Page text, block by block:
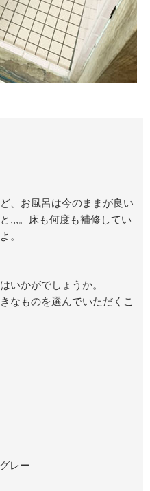
、お風呂は今のままが良い
,,,。
床も何度も補修してい
。
いかがでしょうか。
なものを選んでいただくこ
レー